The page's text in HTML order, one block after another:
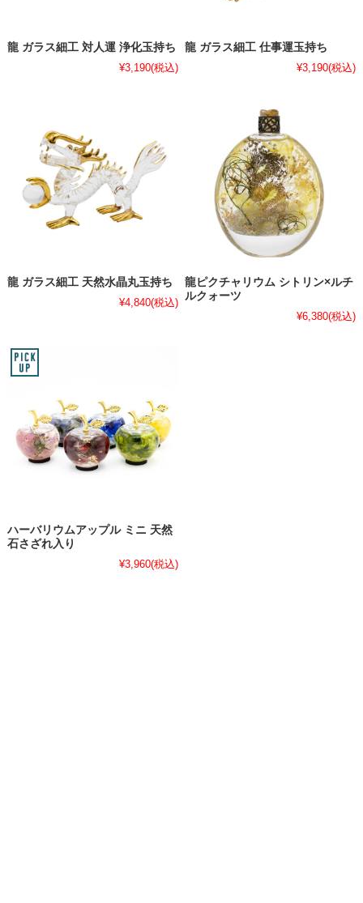
龍 ガラス細工 対人運 浄化玉持ち
¥3,190(税込)
龍 ガラス細工 仕事運玉持ち
¥3,190(税込)
龍 ガラス細工 天然水晶丸玉持ち
¥4,840(税込)
龍ピクチャリウム シトリン×ルチ
ルクォーツ
¥6,380(税込)
ハーバリウムアップル ミニ 天然
石さざれ入り
¥3,960(税込)